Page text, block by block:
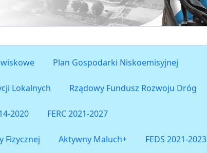
Plan Gospodarki Niskoemisyjnej
Lokalnych Rządowy Fundusz Rozwoju Dróg
2020 FERC 2021-2027
Fizycznej Aktywny Maluch+ FEDS 2021-2023